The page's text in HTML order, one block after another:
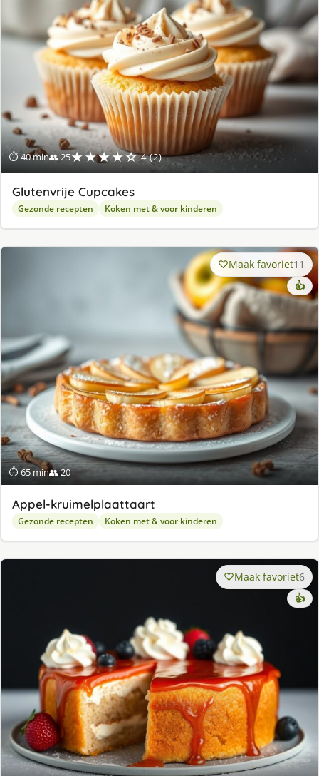
⏱ 40 min👥 25★★★★☆ 4 (2)
Glutenvrije Cupcakes
Gezonde recepten Koken met & voor kinderen
⏱ 65 min👥 20
Maak favoriet11
👍
Appel-kruimelplaattaart
Gezonde recepten Koken met & voor kinderen
Maak favoriet6
👍